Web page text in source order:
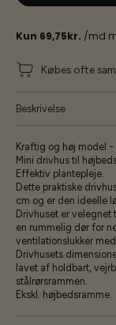
Købes ofte
Beskrivelse
Kraftig og høj model -
Mini drivhus til
Effektiv plantepleje.
Dette praktiske
cm og er den ideelle
Drivhuset er
en rummelig dør for
ventilationslukker
Drivhusets
lavet af holdbart,
stålrørsrammen.
Ekskl. højbedsramme.